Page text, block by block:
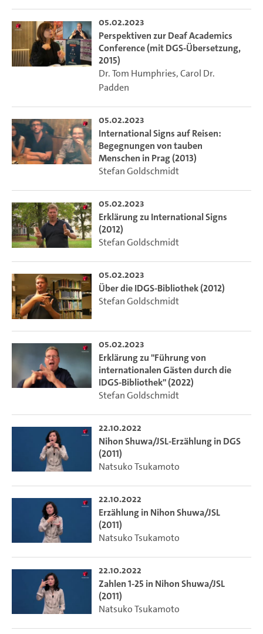
05.02.2023
Perspektiven zur Deaf Academics
Conference (mit DGS-Übersetzung,
2015)
Dr. Tom Humphries,Carol Dr.
Padden
05.02.2023
International Signs auf Reisen:
Begegnungen von tauben
Menschen in Prag (2013)
Stefan Goldschmidt
05.02.2023
Erklärung zu International Signs
(2012)
Stefan Goldschmidt
05.02.2023
Über die IDGS-Bibliothek (2012)
Stefan Goldschmidt
05.02.2023
Erklärung zu "Führung von
internationalen Gästen durch die
IDGS-Bibliothek" (2022)
Stefan Goldschmidt
22.10.2022
Nihon Shuwa/JSL-Erzählung in DGS
(2011)
Natsuko Tsukamoto
22.10.2022
Erzählung in Nihon Shuwa/JSL
(2011)
Natsuko Tsukamoto
22.10.2022
Zahlen 1-25 in Nihon Shuwa/JSL
(2011)
Natsuko Tsukamoto